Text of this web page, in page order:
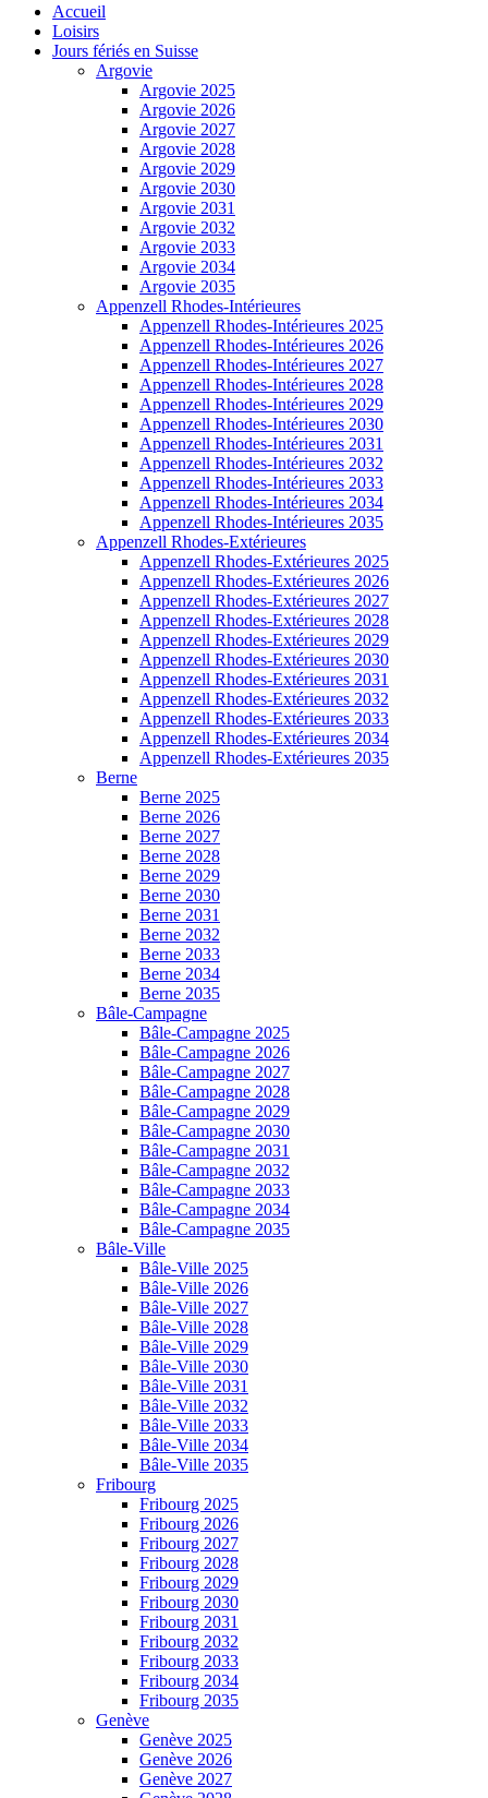
Accueil
Loisirs
Jours fériés en Suisse
Argovie
Argovie 2025
Argovie 2026
Argovie 2027
Argovie 2028
Argovie 2029
Argovie 2030
Argovie 2031
Argovie 2032
Argovie 2033
Argovie 2034
Argovie 2035
Appenzell Rhodes-Intérieures
Appenzell Rhodes-Intérieures 2025
Appenzell Rhodes-Intérieures 2026
Appenzell Rhodes-Intérieures 2027
Appenzell Rhodes-Intérieures 2028
Appenzell Rhodes-Intérieures 2029
Appenzell Rhodes-Intérieures 2030
Appenzell Rhodes-Intérieures 2031
Appenzell Rhodes-Intérieures 2032
Appenzell Rhodes-Intérieures 2033
Appenzell Rhodes-Intérieures 2034
Appenzell Rhodes-Intérieures 2035
Appenzell Rhodes-Extérieures
Appenzell Rhodes-Extérieures 2025
Appenzell Rhodes-Extérieures 2026
Appenzell Rhodes-Extérieures 2027
Appenzell Rhodes-Extérieures 2028
Appenzell Rhodes-Extérieures 2029
Appenzell Rhodes-Extérieures 2030
Appenzell Rhodes-Extérieures 2031
Appenzell Rhodes-Extérieures 2032
Appenzell Rhodes-Extérieures 2033
Appenzell Rhodes-Extérieures 2034
Appenzell Rhodes-Extérieures 2035
Berne
Berne 2025
Berne 2026
Berne 2027
Berne 2028
Berne 2029
Berne 2030
Berne 2031
Berne 2032
Berne 2033
Berne 2034
Berne 2035
Bâle-Campagne
Bâle-Campagne 2025
Bâle-Campagne 2026
Bâle-Campagne 2027
Bâle-Campagne 2028
Bâle-Campagne 2029
Bâle-Campagne 2030
Bâle-Campagne 2031
Bâle-Campagne 2032
Bâle-Campagne 2033
Bâle-Campagne 2034
Bâle-Campagne 2035
Bâle-Ville
Bâle-Ville 2025
Bâle-Ville 2026
Bâle-Ville 2027
Bâle-Ville 2028
Bâle-Ville 2029
Bâle-Ville 2030
Bâle-Ville 2031
Bâle-Ville 2032
Bâle-Ville 2033
Bâle-Ville 2034
Bâle-Ville 2035
Fribourg
Fribourg 2025
Fribourg 2026
Fribourg 2027
Fribourg 2028
Fribourg 2029
Fribourg 2030
Fribourg 2031
Fribourg 2032
Fribourg 2033
Fribourg 2034
Fribourg 2035
Genève
Genève 2025
Genève 2026
Genève 2027